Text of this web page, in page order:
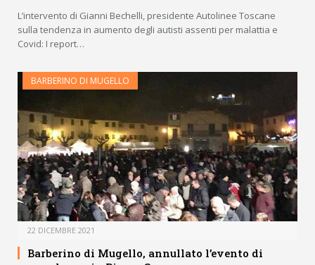
L’intervento di Gianni Bechelli, presidente Autolinee Toscane
sulla tendenza in aumento degli autisti assenti per malattia e
Covid: I report…
BARBERINO DI MUGELLO
22 DICEMBRE 2021
Barberino di Mugello, annullato l’evento di